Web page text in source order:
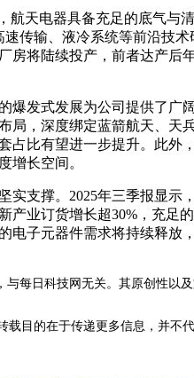
天电器具备充足的底气与
传输、液冷系统等前沿技
房将陆续投产，前者达产后
发式发展为公司提供了广阔
局，深度绑定蓝箭航天、天
占比有望进一步提升。此外
增长空间。
撑。2025年三季报显示，
产业订货增长超30%，充足
电子元器件需求将持续释放
与每日科技网无关。其原创性以
目的在于传递更多信息，并不